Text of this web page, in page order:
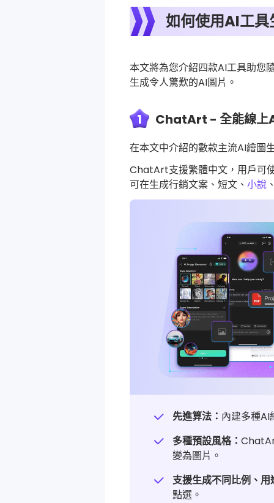
如何使用AI工具
本文將為您介紹四款AI工具助您
生成令人驚歎的AI圖片。
1 ChatArt - 全能線上
在本文中介紹的數款主流AI繪圖
ChatArt支援繁體中文，用戶可
可在生成行銷文案、短文、 小說
先進算法： 內建多種AI
多種預設風格：
變為圖片。
支援生成不同比例、用
點選。